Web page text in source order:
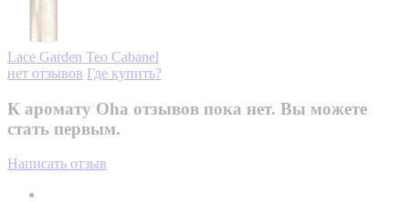
Lace Garden Teo Cabanel
нет отзывов Где купить?
К аромату Oha отзывов пока нет. Вы можете
стать первым.
Написать отзыв